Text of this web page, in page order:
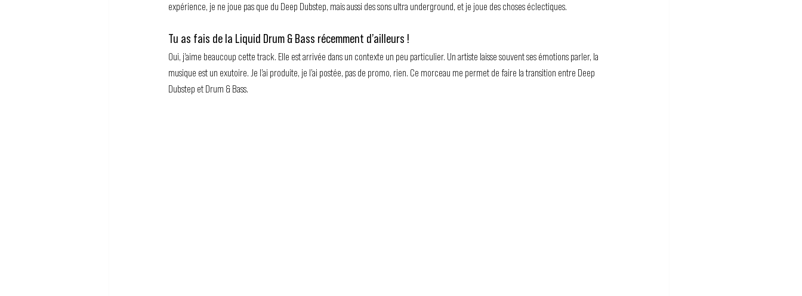
expérience, je ne joue pas que du Deep Dubstep, mais aussi des sons ultra underground, et je joue des choses éclectiques.
Tu as fais de la Liquid Drum & Bass récemment d’ailleurs !
Oui, j’aime beaucoup cette track. Elle est arrivée dans un contexte un peu particulier. Un artiste laisse souvent ses émotions parler, la
musique est un exutoire. Je l’ai produite, je l’ai postée, pas de promo, rien. Ce morceau me permet de faire la transition entre Deep
Dubstep et Drum & Bass.